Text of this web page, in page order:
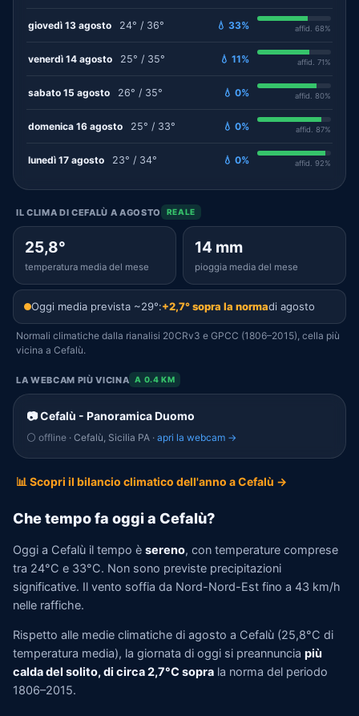
giovedì 13 agosto 24° / 36° 💧 33% affid. 68%
venerdì 14 agosto 25° / 35° 💧 11% affid. 71%
sabato 15 agosto 26° / 35° 💧 0% affid. 80%
domenica 16 agosto 25° / 33° 💧 0% affid. 87%
lunedì 17 agosto 23° / 34° 💧 0% affid. 92%
IL CLIMA DI CEFALÙ A AGOSTO REALE
25,8°
temperatura media del mese
14 mm
pioggia media del mese
Oggi media prevista ~29°:+2,7° sopra la normadi agosto
Normali climatiche dalla rianalisi 20CRv3 e GPCC (1806–2015), cella più
vicina a Cefalù.
LA WEBCAM PIÙ VICINA A 0.4 KM
📷 Cefalù - Panoramica Duomo
⚪ offline · Cefalù, Sicilia PA · apri la webcam →
📊 Scopri il bilancio climatico dell'anno a Cefalù →
Che tempo fa oggi a Cefalù?
Oggi a Cefalù il tempo è sereno, con temperature comprese
tra 24°C e 33°C. Non sono previste precipitazioni
significative. Il vento soffia da Nord-Nord-Est fino a 43 km/h
nelle raffiche.
Rispetto alle medie climatiche di agosto a Cefalù (25,8°C di
temperatura media), la giornata di oggi si preannuncia più
calda del solito, di circa 2,7°C sopra la norma del periodo
1806–2015.